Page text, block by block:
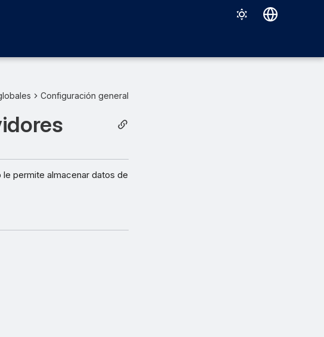
Configuración general
permite almacenar datos de